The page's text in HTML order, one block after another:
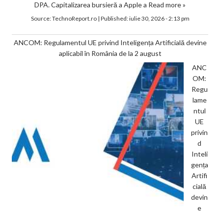
DPA. Capitalizarea bursieră a Apple a Read more »
Source:TechnoReport.ro| Published:iulie 30, 2026 - 2:13 pm
ANCOM: Regulamentul UE privind Inteligența Artificială devine
aplicabil în România de la 2 august
ANC
OM:
Regu
lame
ntul
UE
privin
d
Inteli
gența
Artifi
cială
devin
e